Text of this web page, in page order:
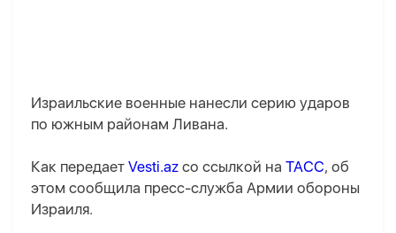
Израильские военные нанесли серию ударов
по южным районам Ливана.
Как передает Vesti.az со ссылкой на ТАСС, об
этом сообщила пресс-служба Армии обороны
Израиля.